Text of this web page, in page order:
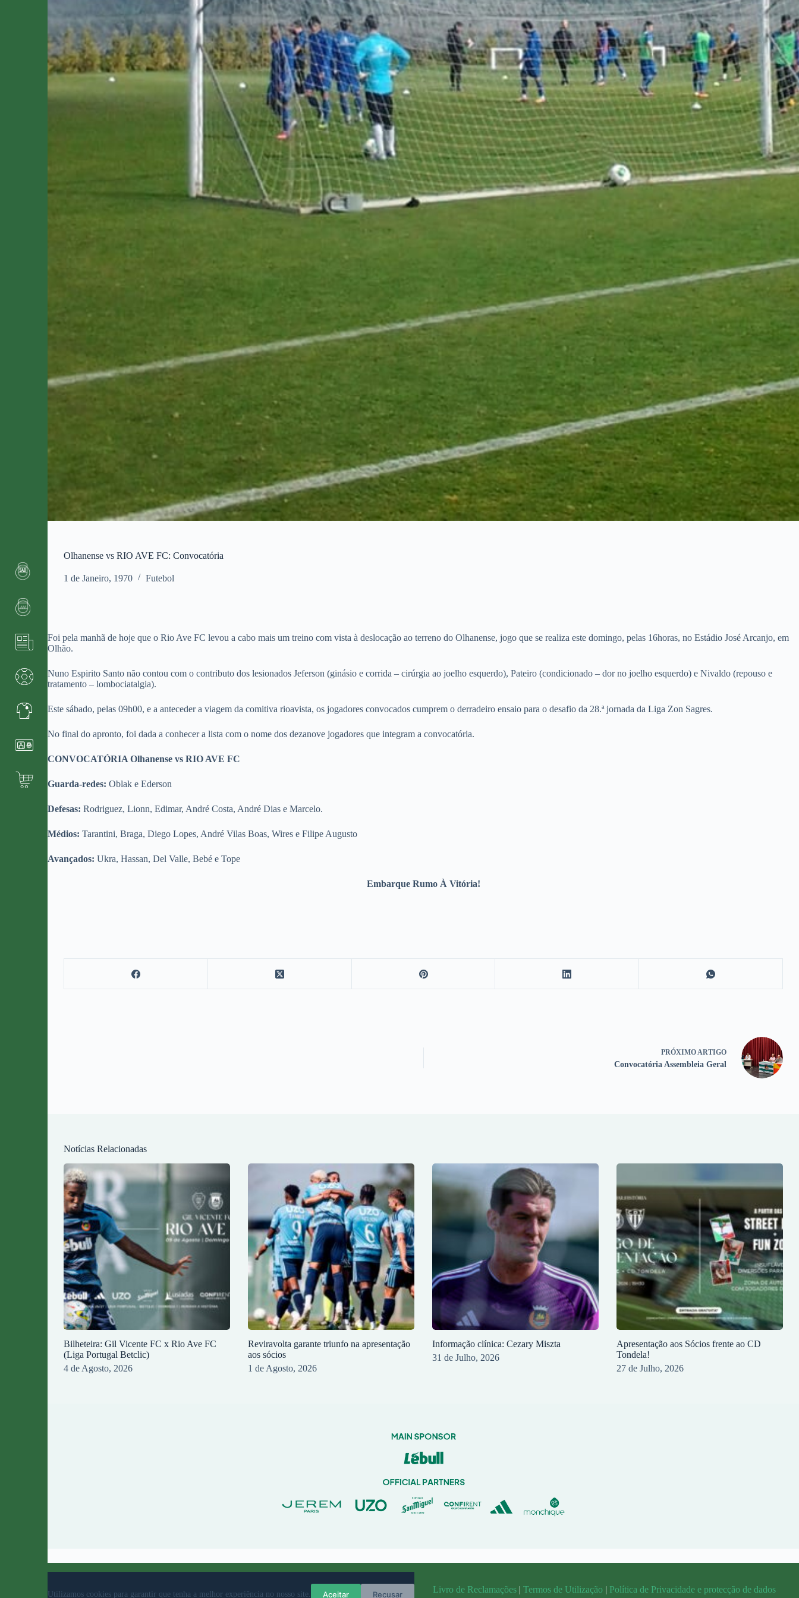
Utilizamos cookies para garantir que tenha a melhor experiência no nosso site. Aceitar Recusar
Olhanense vs RIO AVE FC: Convocatória
1 de Janeiro, 1970 Futebol
Foi pela manhã de hoje que o Rio Ave FC levou a cabo mais um treino com vista à deslocação ao terreno do Olhanense, jogo que se realiza este domingo, pelas 16horas, no Estádio José Arcanjo, em
Olhão.
Nuno Espirito Santo não contou com o contributo dos lesionados Jeferson (ginásio e corrida – cirúrgia ao joelho esquerdo), Pateiro (condicionado – dor no joelho esquerdo) e Nivaldo (repouso e
tratamento – lombociatalgia).
Este sábado, pelas 09h00, e a anteceder a viagem da comitiva rioavista, os jogadores convocados cumprem o derradeiro ensaio para o desafio da 28.ª jornada da Liga Zon Sagres.
No final do apronto, foi dada a conhecer a lista com o nome dos dezanove jogadores que integram a convocatória.
CONVOCATÓRIA Olhanense vs RIO AVE FC
Guarda-redes: Oblak e Ederson
Defesas: Rodriguez, Lionn, Edimar, André Costa, André Dias e Marcelo.
Médios: Tarantini, Braga, Diego Lopes, André Vilas Boas, Wires e Filipe Augusto
Avançados: Ukra, Hassan, Del Valle, Bebé e Tope
Embarque Rumo À Vitória!
PRÓXIMO ARTIGO
Convocatória Assembleia Geral
Notícias Relacionadas
Bilheteira: Gil Vicente FC x Rio Ave FC
(Liga Portugal Betclic)
4 de Agosto, 2026
Reviravolta garante triunfo na apresentação
aos sócios
1 de Agosto, 2026
Informação clínica: Cezary Miszta
31 de Julho, 2026
Apresentação aos Sócios frente ao CD
Tondela!
27 de Julho, 2026
© 2023 Rio Ave Futebol Clube Desenvolvido por Livro de Reclamações | Termos de Utilização | Política de Privacidade e protecção de dados